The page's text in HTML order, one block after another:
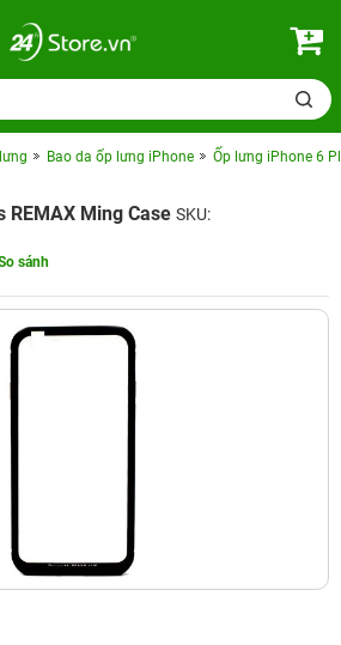
Bao da ốp lưng iPhone Ốp lưng iPhone 6
REMAX Ming Case SKU:
sánh